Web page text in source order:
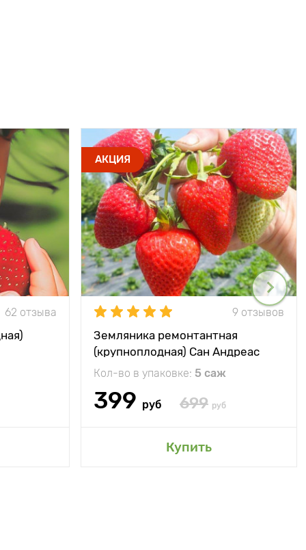
62 отзыва
АКЦИЯ
9 отзывов
Земляника ремонтантная
(крупноплодная) Сан Андреас
Кол-во в упаковке: 5 саж
399 руб 699 руб
Купить